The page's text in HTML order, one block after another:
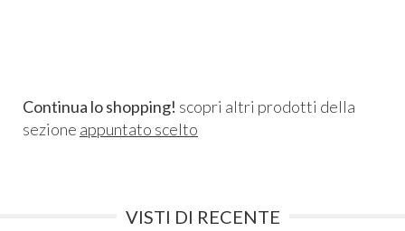
Continua lo shopping! scopri altri prodotti della
sezione appuntato scelto
VISTI DI RECENTE